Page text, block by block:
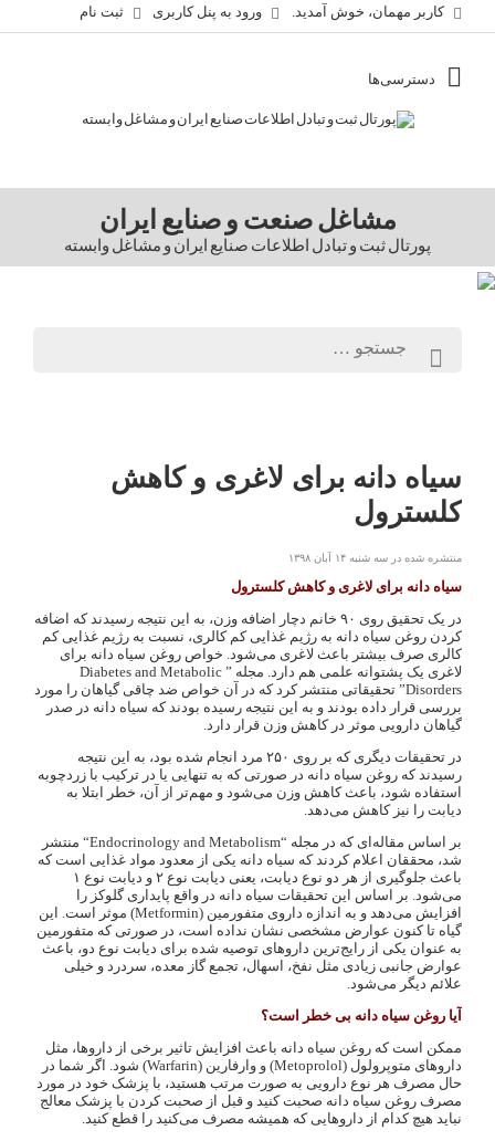
کاربر مهمان، خوش آمدید. ورود به پنل کاربری ثبت نام
مشاغل صنعت و صنایع ایران
پورتال ثبت و تبادل اطلاعات صنایع ایران و مشاغل وابسته
سیاه دانه برای لاغری و کاهش
کلسترول
منتشره شده در سه شنبه ۱۴ آبان ۱۳۹۸
سیاه دانه برای لاغری و کاهش کلسترول
در یک تحقیق روی ۹۰ خانم دچار اضافه وزن، به این نتیجه رسیدند که اضافه
کردن روغن سیاه دانه به رژیم غذایی کم کالری، نسبت به رژیم غذایی کم
کالری صرف بیشتر باعث لاغری می‌شود. خواص روغن سیاه دانه برای
لاغری یک پشتوانه علمی هم دارد. مجله ” Diabetes and Metabolic
Disorders” تحقیقاتی منتشر کرد که در آن خواص ضد چاقی گیاهان را مورد
بررسی قرار داده بودند و به این نتیجه رسیده بودند که سیاه دانه در صدر
گیاهان دارویی موثر در کاهش وزن قرار دارد.
در تحقیقات دیگری که بر روی ۲۵۰ مرد انجام شده بود، به این نتیجه
رسیدند که روغن سیاه دانه در صورتی که به تنهایی یا در ترکیب با زردچوبه
استفاده شود، باعث کاهش وزن می‌شود و مهم‌تر از آن، خطر ابتلا به
دیابت را نیز کاهش می‌دهد.
بر اساس مقاله‌ای که در مجله “Endocrinology and Metabolism“ منتشر
شد، محققان اعلام کردند که سیاه دانه یکی از معدود مواد غذایی است که
باعث جلوگیری از هر دو نوع دیابت، یعنی دیابت نوع ۲ و دیابت نوع ۱
می‌شود. بر اساس این تحقیقات سیاه دانه در واقع پایداری گلوکز را
افزایش می‌دهد و به اندازه داروی متفورمین (Metformin) موثر است. این
گیاه تا کنون عوارض مشخصی نشان نداده است، در صورتی که متفورمین
به عنوان یکی از رایج‌ترین داروهای توصیه شده برای دیابت نوع دو، باعث
عوارض جانبی زیادی مثل نفخ، اسهال، تجمع گاز معده، سردرد و خیلی
علائم دیگر می‌شود.
آیا روغن سیاه دانه بی خطر است؟
ممکن است که روغن سیاه دانه باعث افزایش تاثیر برخی از داروها، مثل
داروهای متوپرولول (Metoprolol) و وارفارین (Warfarin) شود. اگر شما در
حال مصرف هر نوع دارویی به صورت مرتب هستید، با پزشک خود در مورد
مصرف روغن سیاه دانه صحبت کنید و قبل از صحبت کردن با پزشک معالج
نباید هیچ کدام از داروهایی که همیشه مصرف می‌کنید را قطع کنید.